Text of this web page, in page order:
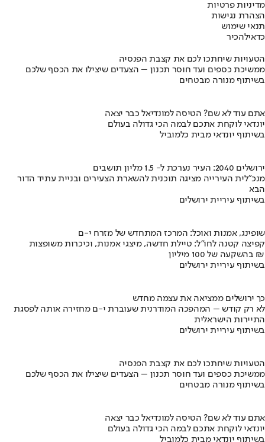
מדיניות פרטיות
הצהרת נגישות
תנאי שימוש
כדאילהכיר
הטעויות שיחתכו לכם את קצבת הפנסיה
ממשיכת כספים ועד חוסר תכנון – הצעדים שיצילו את הכסף שלכם
בשיתוף מנורה מבטחים
אתם עוד לא שם? הטיסה למונדיאל כבר יצאה
יונדאי לוקחת אתכם לבמה הכי גדולה בעולם
בשיתוף יונדאי מבית כלמוביל
ירושלים 2040: העיר נערכת ל- 1.5 מליון תושבים
מנכ"לית העירייה מציגה תוכנית להשארת הצעירים ובניית עתיד הדור
הבא
בשיתוף עיריית ירושלים
שופינג, אמנות ואוכל: המרכז המתחדש של מזרח י-ם
קפיצה קטנה לחו"ל: טיילת חדשה, מיצגי אמנות, וכיכרות משופצות
בהשקעה של 100 מיליון ₪
בשיתוף עיריית ירושלים
כך ירושלים ממציאה את עצמה מחדש
לא רק קודש – המהפכה המודרנית שעוברת י-ם מחזירה אותה לפסגת
התיירות הישראלית
בשיתוף עיריית ירושלים
הטעויות שיחתכו לכם את קצבת הפנסיה
ממשיכת כספים ועד חוסר תכנון – הצעדים שיצילו את הכסף שלכם
בשיתוף מנורה מבטחים
אתם עוד לא שם? הטיסה למונדיאל כבר יצאה
יונדאי לוקחת אתכם לבמה הכי גדולה בעולם
בשיתוף יונדאי מבית כלמוביל